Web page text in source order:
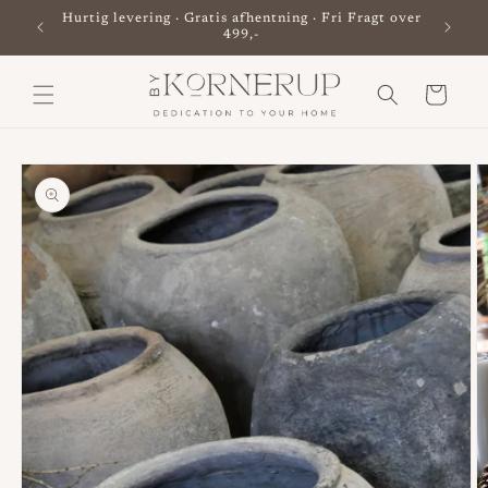
Gå til
indhold
Hurtig levering · Gratis afhentning · Fri Fragt over
499,-
Indkøbskurv
til